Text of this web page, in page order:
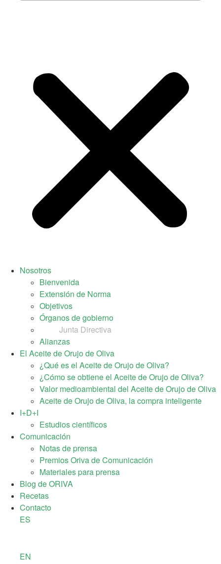
Nosotros
Bienvenida
Extensión de Norma
Objetivos
Órganos de gobierno
Junta Directiva
Alianzas
El Aceite de Orujo de Oliva
¿Qué es el Aceite de Orujo de Oliva?
¿Cómo se obtiene el Aceite de Orujo de Oliva?
Valor medioambiental del Aceite de Orujo de Oliva
Aceite de Orujo de Oliva, la compra inteligente
I+D+I
Estudios científicos
Comunicación
Notas de prensa
Premios Oriva de Comunicación
Materiales para prensa
Blog de ORIVA
Recetas
Contacto
ES
EN